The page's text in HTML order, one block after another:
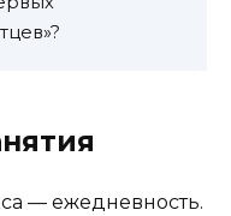
— ежедневность.